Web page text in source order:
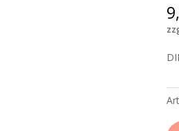
Art